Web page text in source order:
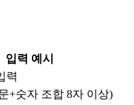
입력 예시
력
+숫자 조합 8자 이상)